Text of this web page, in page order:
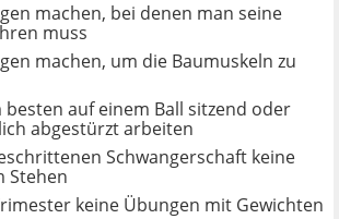
machen, bei denen man seine
muss
machen, um die Baumuskeln zu
besten auf einem Ball sitzend oder
abgestürzt arbeiten
Schwangerschaft keine
Stehen
keine Übungen mit Gewichten